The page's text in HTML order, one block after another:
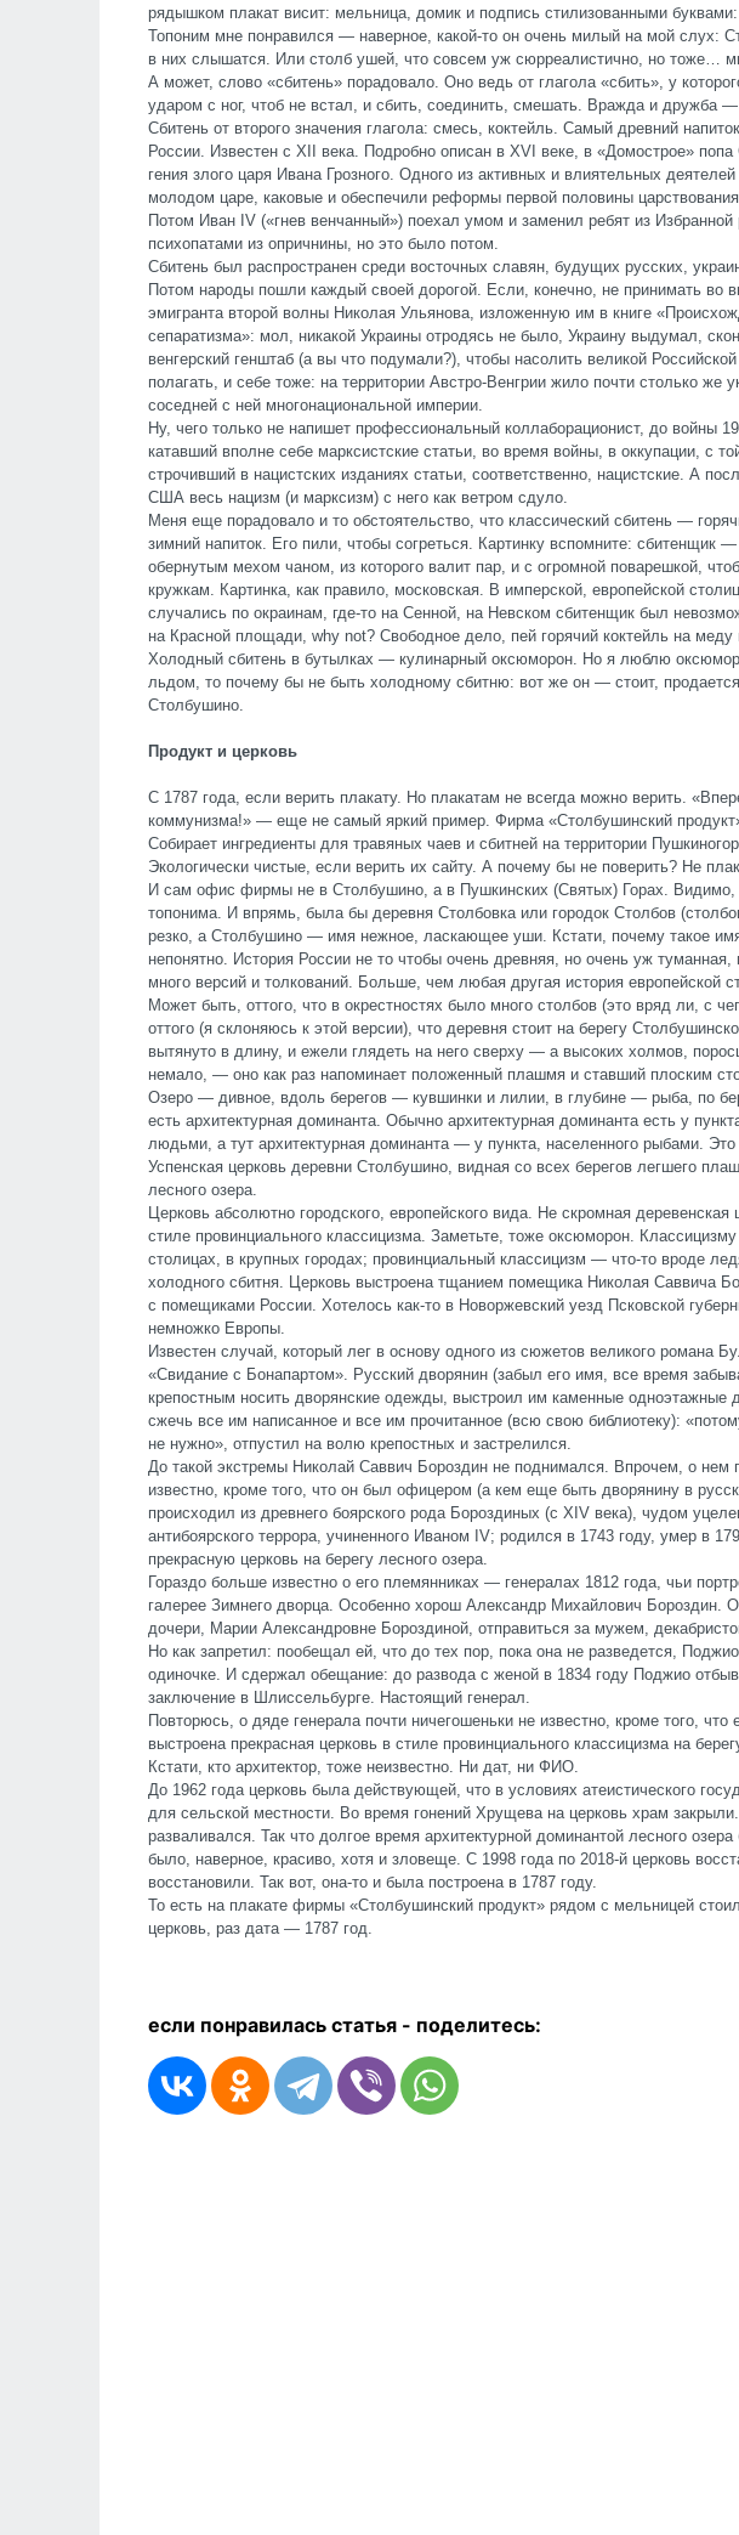
рядышком плакат висит: мельница, домик и подпись стилизованными
Топоним мне понравился — наверное, какой-то он очень милый на мой слух:
в них слышатся. Или столб ушей, что совсем уж сюрреалистично, но тоже…
А может, слово «сбитень» порадовало. Оно ведь от глагола «сбить», у
ударом с ног, чтоб не встал, и сбить, соединить, смешать. Вражда и дружба
Сбитень от второго значения глагола: смесь, коктейль. Самый древний
России. Известен с XII века. Подробно описан в XVI веке, в «Домострое»
гения злого царя Ивана Грозного. Одного из активных и влиятельных
молодом царе, каковые и обеспечили реформы первой половины
Потом Иван IV («гнев венчанный») поехал умом и заменил ребят из
психопатами из опричнины, но это было потом.
Сбитень был распространен среди восточных славян, будущих русских,
Потом народы пошли каждый своей дорогой. Если, конечно, не принимать во
эмигранта второй волны Николая Ульянова, изложенную им в книге
сепаратизма»: мол, никакой Украины отродясь не было, Украину выдумал,
венгерский генштаб (а вы что подумали?), чтобы насолить великой
полагать, и себе тоже: на территории Австро-Венгрии жило почти столько же
соседней с ней многонациональной империи.
Ну, чего только не напишет профессиональный коллаборационист, до войны
катавший вполне себе марксистские статьи, во время войны, в оккупации, с
строчивший в нацистских изданиях статьи, соответственно, нацистские. А
США весь нацизм (и марксизм) с него как ветром сдуло.
Меня еще порадовало и то обстоятельство, что классический сбитень —
зимний напиток. Его пили, чтобы согреться. Картинку вспомните: сбитенщик
обернутым мехом чаном, из которого валит пар, и с огромной поварешкой,
кружкам. Картинка, как правило, московская. В имперской, европейской
случались по окраинам, где-то на Сенной, на Невском сбитенщик был
на Красной площади, why not? Свободное дело, пей горячий коктейль на меду
Холодный сбитень в бутылках — кулинарный оксюморон. Но я люблю
льдом, то почему бы не быть холодному сбитню: вот же он — стоит,
Столбушино.
Продукт и церковь
С 1787 года, если верить плакату. Но плакатам не всегда можно верить.
коммунизма!» — еще не самый яркий пример. Фирма «Столбушинский
Собирает ингредиенты для травяных чаев и сбитней на территории
Экологически чистые, если верить их сайту. А почему бы не поверить? Не
И сам офис фирмы не в Столбушино, а в Пушкинских (Святых) Горах. Видимо,
топонима. И впрямь, была бы деревня Столбовка или городок Столбов
резко, а Столбушино — имя нежное, ласкающее уши. Кстати, почему такое
непонятно. История России не то чтобы очень древняя, но очень уж
много версий и толкований. Больше, чем любая другая история европейской
Может быть, оттого, что в окрестностях было много столбов (это вряд ли, с
оттого (я склоняюсь к этой версии), что деревня стоит на берегу
вытянуто в длину, и ежели глядеть на него сверху — а высоких холмов,
немало, — оно как раз напоминает положенный плашмя и ставший плоским
Озеро — дивное, вдоль берегов — кувшинки и лилии, в глубине — рыба, по
есть архитектурная доминанта. Обычно архитектурная доминанта есть у
людьми, а тут архитектурная доминанта — у пункта, населенного рыбами.
Успенская церковь деревни Столбушино, видная со всех берегов легшего
лесного озера.
Церковь абсолютно городского, европейского вида. Не скромная
стиле провинциального классицизма. Заметьте, тоже оксюморон.
столицах, в крупных городах; провинциальный классицизм — что-то вроде
холодного сбитня. Церковь выстроена тщанием помещика Николая Саввича
с помещиками России. Хотелось как-то в Новоржевский уезд Псковской
немножко Европы.
Известен случай, который лег в основу одного из сюжетов великого романа
«Свидание с Бонапартом». Русский дворянин (забыл его имя, все время
крепостным носить дворянские одежды, выстроил им каменные одноэтажные
сжечь все им написанное и все им прочитанное (всю свою библиотеку):
не нужно», отпустил на волю крепостных и застрелился.
До такой экстремы Николай Саввич Бороздин не поднимался. Впрочем, о нем
известно, кроме того, что он был офицером (а кем еще быть дворянину в
происходил из древнего боярского рода Бороздиных (с XIV века), чудом
антибоярского террора, учиненного Иваном IV; родился в 1743 году, умер в
прекрасную церковь на берегу лесного озера.
Гораздо больше известно о его племянниках — генералах 1812 года, чьи
галерее Зимнего дворца. Особенно хорош Александр Михайлович Бороздин.
дочери, Марии Александровне Бороздиной, отправиться за мужем,
Но как запретил: пообещал ей, что до тех пор, пока она не разведется,
одиночке. И сдержал обещание: до развода с женой в 1834 году Поджио
заключение в Шлиссельбурге. Настоящий генерал.
Повторюсь, о дяде генерала почти ничегошеньки не известно, кроме того,
выстроена прекрасная церковь в стиле провинциального классицизма на
Кстати, кто архитектор, тоже неизвестно. Ни дат, ни ФИО.
До 1962 года церковь была действующей, что в условиях атеистического
для сельской местности. Во время гонений Хрущева на церковь храм
разваливался. Так что долгое время архитектурной доминантой лесного
было, наверное, красиво, хотя и зловеще. С 1998 года по 2018-й церковь
восстановили. Так вот, она-то и была построена в 1787 году.
То есть на плакате фирмы «Столбушинский продукт» рядом с мельницей
церковь, раз дата — 1787 год.
если понравилась статья - поделитесь: